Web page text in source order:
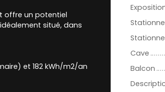
offre un potentiel
situé, dans
et 182 kWh/m2/an
Cave
Balcon